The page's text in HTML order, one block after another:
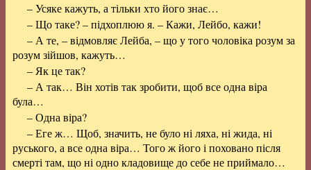
– Усяке кажуть, а тільки хто його знає…
– Що таке? – підхоплюю я. – Кажи, Лейбо, кажи!
– А те, – відмовляє Лейба, – що у того чоловіка розум за
розум зійшов, кажуть…
– Як це так?
– А так… Він хотів так зробити, щоб все одна віра
була…
– Одна віра?
– Еге ж… Щоб, значить, не було ні ляха, ні жида, ні
руського, а все одна віра… Того ж його і поховано після
смерті там, що ні одно кладовище до себе не приймало…